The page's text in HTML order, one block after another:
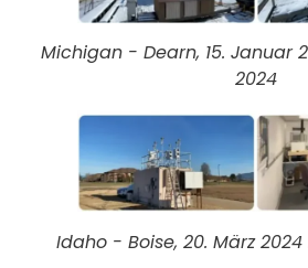
Michigan - Dearn, 15. Januar
2024
Idaho - Boise, 20. März